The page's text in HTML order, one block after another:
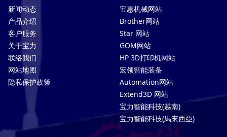
新闻动态
产品介绍
客户服务
关于宝力
联络我们
网站地图
隐私保护政策
宝惠机械网站
Brother网站
Star 网站
GOM网站
HP 3D打印机网站
宏领智能装备
Automation网站
Extend3D 网站
宝力智能科技(越南)
宝力智能科技(馬來西亞)